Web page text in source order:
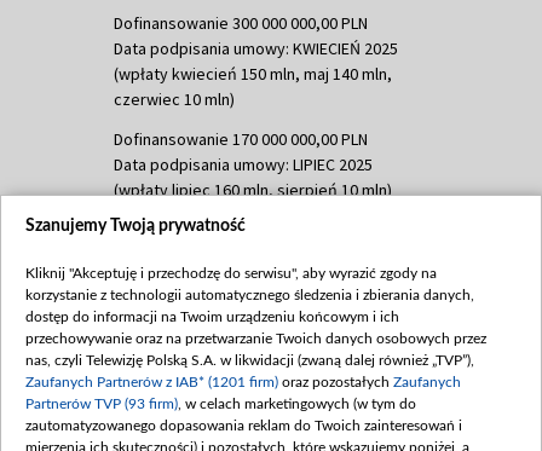
Dofinansowanie 300 000 000,00 PLN
Data podpisania umowy: KWIECIEŃ 2025
(wpłaty kwiecień 150 mln, maj 140 mln,
czerwiec 10 mln)
Dofinansowanie 170 000 000,00 PLN
Data podpisania umowy: LIPIEC 2025
(wpłaty lipiec 160 mln, sierpień 10 mln)
Dofinansowanie 60 000 000,00 PLN
(wpłata wrzesień 60 mln)
Dofinansowanie 635 783 051,21 PLN
Data podpisania umowy: WRZESIEŃ 2025
(wpłata wrzesień 100 mln, październik 350
mln, listopad 265 mln)
Dofinansowanie 48 862 000,00 PLN
Szanujemy Twoją prywatność
Kliknij "Akceptuję i przechodzę do serwisu", aby wyrazić zgody na
korzystanie z technologii automatycznego śledzenia i zbierania danych,
dostęp do informacji na Twoim urządzeniu końcowym i ich
przechowywanie oraz na przetwarzanie Twoich danych osobowych przez
nas, czyli Telewizję Polską S.A. w likwidacji (zwaną dalej również „TVP”),
Zaufanych Partnerów z IAB* (1201 firm) oraz pozostałych Zaufanych
Partnerów TVP (93 firm) , w celach marketingowych (w tym do
zautomatyzowanego dopasowania reklam do Twoich zainteresowań i
mierzenia ich skuteczności) i pozostałych, które wskazujemy poniżej, a